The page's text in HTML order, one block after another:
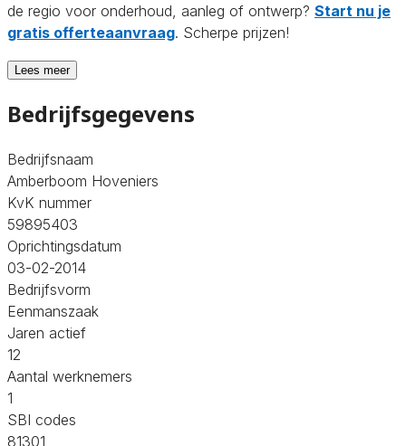
de regio voor onderhoud, aanleg of ontwerp? Start nu je
gratis offerteaanvraag. Scherpe prijzen!
Lees meer
Bedrijfsgegevens
Bedrijfsnaam
Amberboom Hoveniers
KvK nummer
59895403
Oprichtingsdatum
03-02-2014
Bedrijfsvorm
Eenmanszaak
Jaren actief
12
Aantal werknemers
1
SBI codes
81301